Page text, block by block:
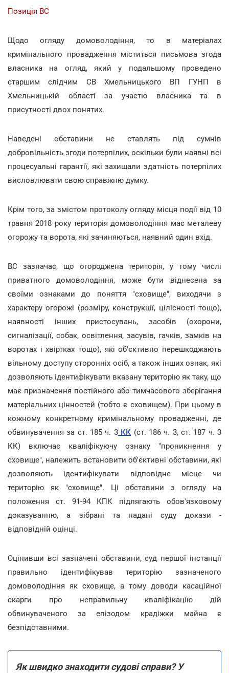
Позиція ВС
Щодо огляду домоволодіння, то в матеріалах
кримінального провадження міститься письмова згода
власника на огляд, який у подальшому проведено
старшим слідчим СВ Хмельницького ВП ГУНП в
Хмельницькій області за участю власника та в
присутності двох понятих.
Наведені обставини не ставлять під сумнів
добровільність згоди потерпілих, оскільки були наявні всі
процесуальні гарантії, які захищали здатність потерпілих
висловлювати свою справжню думку.
Крім того, за змістом протоколу огляду місця події від 10
травня 2018 року територія домоволодіння має металеву
огорожу та ворота, які зачиняються, наявний один вхід.
ВС зазначає, що огороджена територія, у тому числі
приватного домоволодіння, може бути віднесена за
своїми ознаками до поняття "сховище", виходячи з
характеру огорожі (розміру, конструкції, цілісності тощо),
наявності інших пристосувань, засобів (охорони,
сигналізації, собак, освітлення, засувів, гачків, замків на
воротах і хвіртках тощо), які об'єктивно перешкоджають
вільному доступу сторонніх осіб, а також інших ознак, які
дозволяють ідентифікувати вказану територію як таку, що
має призначення постійного або тимчасового зберігання
матеріальних цінностей (тобто є сховищем). При цьому в
кожному конкретному кримінальному провадженні, де
обвинувачення за ст. 185 ч. 3КК (ст. 186 ч. 3, ст. 187 ч. 3
КК) включає кваліфікуючу ознаку "проникнення у
сховище", належить встановити об'єктивні обставини, які
дозволяють ідентифікувати відповідне місце чи
територію як "сховище". Ці обставини з огляду на
положення ст. 91-94 КПК підлягають обов'язковому
доказуванню, а зібрані та надані суду докази -
відповідній оцінці.
Оцінивши всі зазначені обставини, суд першої інстанції
правильно ідентифікував територію зазначеного
домоволодіння як сховище, а тому доводи касаційної
скарги про неправильну кваліфікацію дій
обвинуваченого за епізодом крадіжки майна є
безпідставними.
Як швидко знаходити судові справи? У